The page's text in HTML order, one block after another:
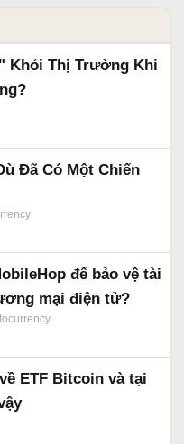
Khỏi Thị Trường Khi
Đã Có Một Chiến
để bảo vệ tài
mại điện tử?
ETF Bitcoin và tại